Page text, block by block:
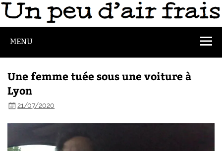
MENU
Une femme tuée sous une voiture à
Lyon
21/07/2020